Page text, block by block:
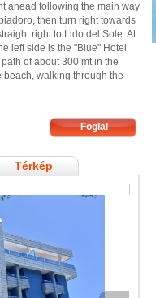
ahead following the main way
then turn right towards
right to Lido del Sole. At
left side is the "Blue" Hotel
of about 300 mt in the
walking through the
Térkép